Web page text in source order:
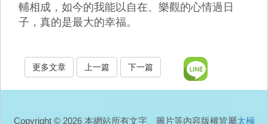
輔相成，如今的我能以自在、樂觀的心情過日
子，真的是最大的幸福。
更多文章 上一篇 下一篇
Copyright © 2026 本網站所有文字、圖片等內容版權皆屬太極